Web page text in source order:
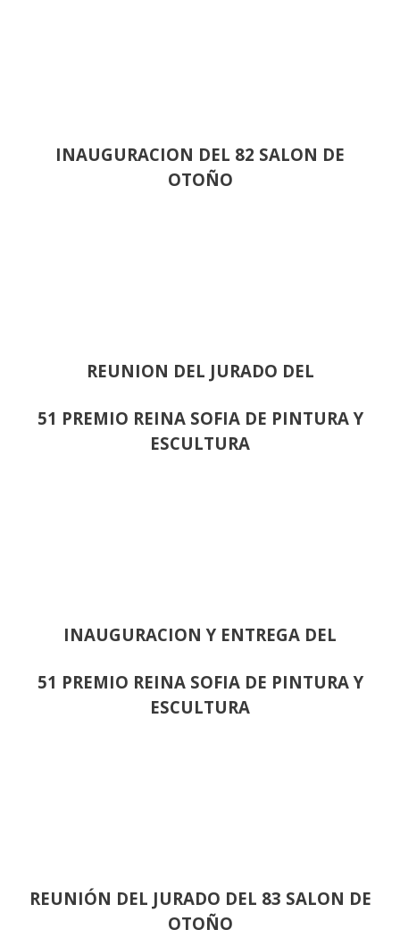
INAUGURACION DEL 82 SALON DE
OTOÑO
REUNION DEL JURADO DEL
51 PREMIO REINA SOFIA DE PINTURA Y
ESCULTURA
INAUGURACION Y ENTREGA DEL
51 PREMIO REINA SOFIA DE PINTURA Y
ESCULTURA
REUNIÓN DEL JURADO DEL 83 SALON DE
OTOÑO